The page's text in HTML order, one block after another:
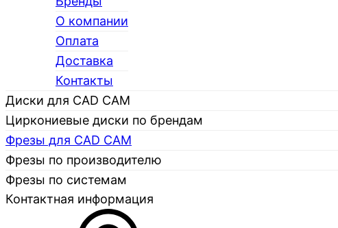
О компании
Оплата
Доставка
Контакты
Диски для CAD CAM
Циркониевые диски по брендам
Фрезы для CAD CAM
Фрезы по производителю
Фрезы по системам
Контактная информация